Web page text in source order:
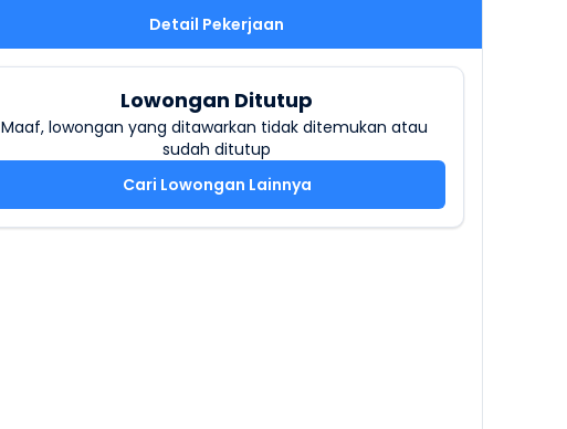
Detail Pekerjaan
Lowongan Ditutup
Maaf, lowongan yang ditawarkan tidak ditemukan atau
sudah ditutup
Cari Lowongan Lainnya